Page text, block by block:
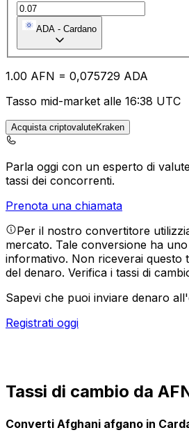
ADA - Cardano
1.00 AFN = 0,075729 ADA
Tasso mid-market alle 16:38 UTC
Acquista criptovaluteKraken
Parla oggi con un esperto di
tassi dei concorrenti.
Prenota una chiamata
Per il nostro convertitore
mercato. Tale conversione ha
informativo. Non riceverai questo
del denaro. Verifica i tassi di
Sapevi che puoi inviare denaro
Registrati oggi
Tassi di cambio da
Converti Afghani afgano in